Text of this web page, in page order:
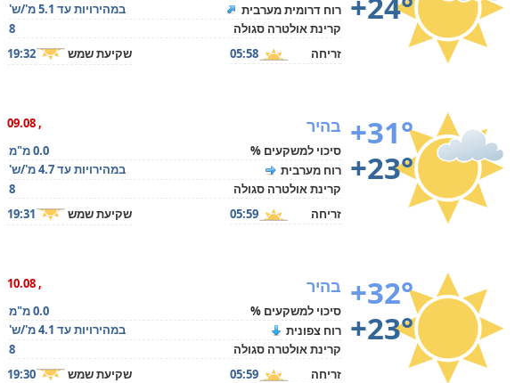
רוח דרומית מערבית
במהירויות עד 5.1 מ'/ש'
קרינת אולטרה סגולה
8
זריחה
05:58 שקיעת שמש 19:32
+31°
+23°
, 09.08 בהיר
סיכוי למשקעים %
0.0 מ"מ
רוח מערבית
במהירויות עד 4.7 מ'/ש'
קרינת אולטרה סגולה
8
זריחה
05:59 שקיעת שמש 19:31
+32°
+23°
, 10.08 בהיר
סיכוי למשקעים %
0.0 מ"מ
רוח צפונית
במהירויות עד 4.1 מ'/ש'
קרינת אולטרה סגולה
8
זריחה
05:59 שקיעת שמש 19:30